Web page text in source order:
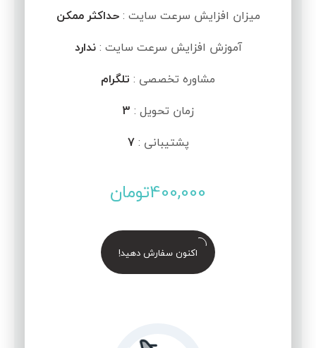
میزان افزایش سرعت سایت :حداکثر ممکن
آموزش افزایش سرعت سایت :ندارد
مشاوره تخصصی : تلگرام
زمان تحویل : 3
پشتیبانی :7
400,000تومان
اکنون سفارش دهید!